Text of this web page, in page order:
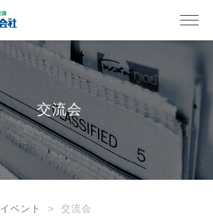
交流会
イベント 交流会